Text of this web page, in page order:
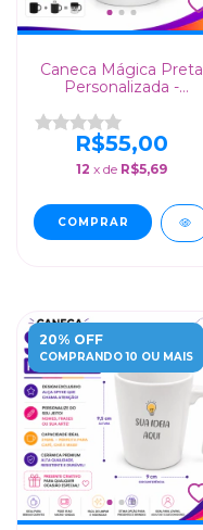
Caneca Mágica Preta
Personalizada -
Mensagens Secretas
que Aparecem com
Calor
R$55,00
12 x de R$5,69
20% OFF
COMPRANDO 10 OU MAIS